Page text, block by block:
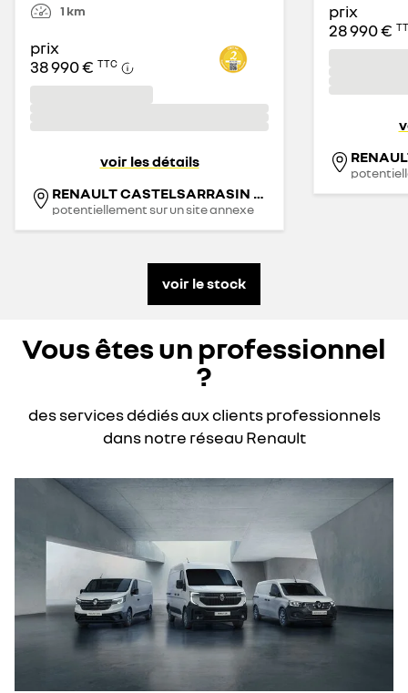
1 km
prix
38 990 € TTC
voir les détails
RENAULT CASTELSARRASIN - FAURIE
potentiellement sur un site annexe
prix
28 990 €
voir le stock
Vous êtes un professionnel
?
des services dédiés aux clients professionnels
dans notre réseau Renault